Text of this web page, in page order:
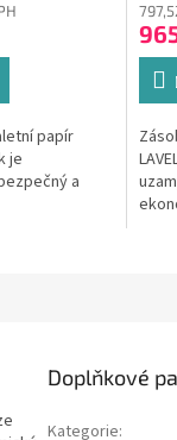
papír
je
a
je
5,0
5
Doplňkové
Kategorie: